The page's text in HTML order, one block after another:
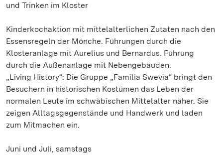
und Trinken im Kloster
Kinderkochaktion mit mittelalterlichen Zutaten nach den
Essensregeln der Mönche. Führungen durch die
Klosteranlage mit Aurelius und Bernardus. Führung
durch die Außenanlage mit Nebengebäuden.
„Living History“: Die Gruppe „Familia Swevia“ bringt den
Besuchern in historischen Kostümen das Leben der
normalen Leute im schwäbischen Mittelalter näher. Sie
zeigen Alltagsgegenstände und Handwerk und laden
zum Mitmachen ein.
Juni und Juli, samstags